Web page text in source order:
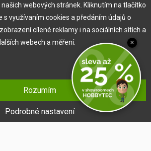
webových stránek. Kliknutím na tlačítko
s využívaním cookies a předáním údajů o
cílené reklamy i na sociálních sítích a
webech a měření.
několik druhů kategorií cookies:
pro fungování webu a jeho funkcí, které se
Bez nich by náš web nefungoval, např. by nebylo
Rozumím
Podrobné nastavení
×